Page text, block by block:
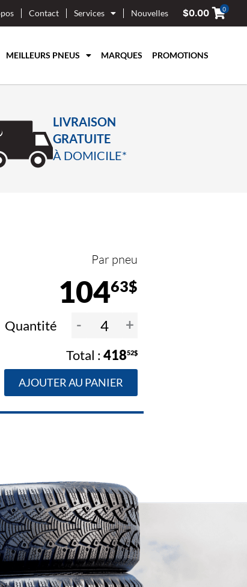
Contact Services Nouvelles $0.00 0
MEILLEURS PNEUS MARQUES PROMOTIONS
LIVRAISON
GRATUITE
À DOMICILE*
Par pneu
10463$
Quantité - +
41852$
AJOUTER AU PANIER